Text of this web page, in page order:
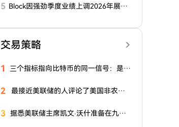
5 Block因强劲季度业绩上调2026年展
交易策略
1
三个指标指向比特币的同一信号：是牛
2
最接近美联储的人评论了美国非农就
3 据悉美联储主席凯文·沃什准备在九月